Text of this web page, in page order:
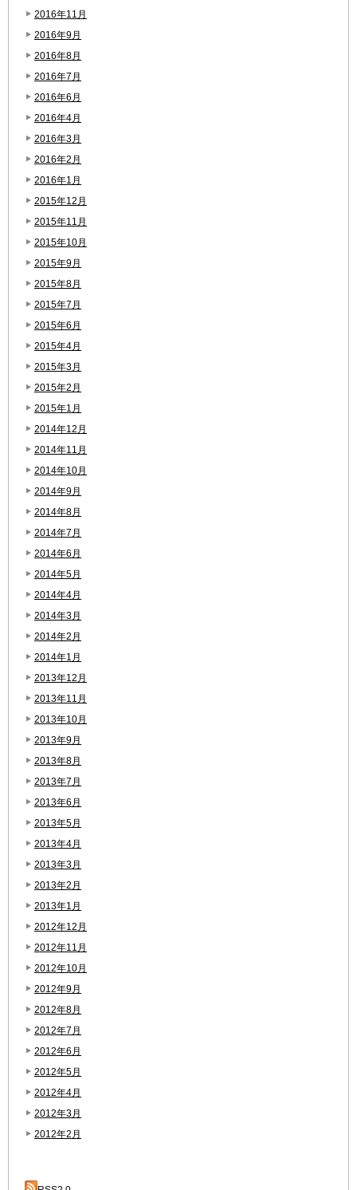
2016年11月
2016年9月
2016年8月
2016年7月
2016年6月
2016年4月
2016年3月
2016年2月
2016年1月
2015年12月
2015年11月
2015年10月
2015年9月
2015年8月
2015年7月
2015年6月
2015年4月
2015年3月
2015年2月
2015年1月
2014年12月
2014年11月
2014年10月
2014年9月
2014年8月
2014年7月
2014年6月
2014年5月
2014年4月
2014年3月
2014年2月
2014年1月
2013年12月
2013年11月
2013年10月
2013年9月
2013年8月
2013年7月
2013年6月
2013年5月
2013年4月
2013年3月
2013年2月
2013年1月
2012年12月
2012年11月
2012年10月
2012年9月
2012年8月
2012年7月
2012年6月
2012年5月
2012年4月
2012年3月
2012年2月